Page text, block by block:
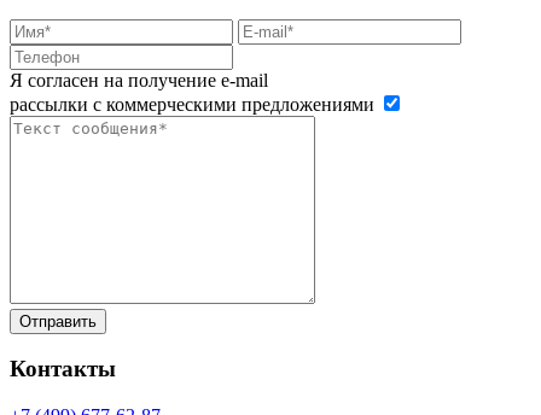
Я согласен на получение e-mail
рассылки с коммерческими предложениями
Контакты